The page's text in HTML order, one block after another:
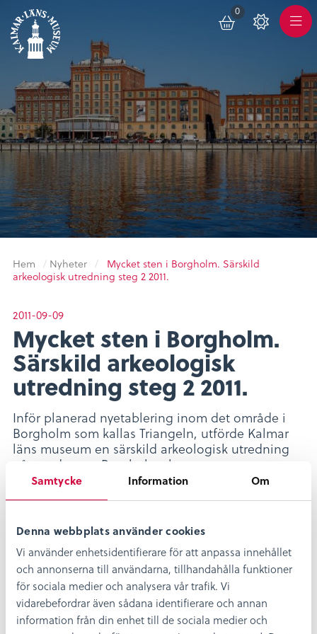
Samtycke Information Om
Denna webbplats använder cookies
Vi använder enhetsidentifierare för att anpassa innehållet
och annonserna till användarna, tillhandahålla funktioner
för sociala medier och analysera vår trafik. Vi
vidarebefordrar även sådana identifierare och annan
information från din enhet till de sociala medier och
Varukorg
0 Toggle
Color
Scheme
Meny
Hem / Nyheter /
Mycket sten i Borgholm. Särskild
arkeologisk utredning steg 2 2011.
2011-09-09
Mycket sten i Borgholm.
Särskild arkeologisk
utredning steg 2 2011.
Inför planerad nyetablering inom det område i
Borgholm som kallas Triangeln, utförde Kalmar
läns museum en särskild arkeologisk utredning
på uppdrag av Borgholms kommun.
Utredningsområdet, vars yta uppgick till ca 65 000
m2 ligger i den nordöstra delen av Borgholms
Dovreviken. Fornlämningsbilden i området
domineras främst av det s.k. Blå rörs-området
med det stora bronsåldersröset Blå Rör (Raä 19:1)
som ligger strax nordost om utredningsområdet. I
närområdet finns även en rad registrerade
stenåldersboplatser. Läs mer